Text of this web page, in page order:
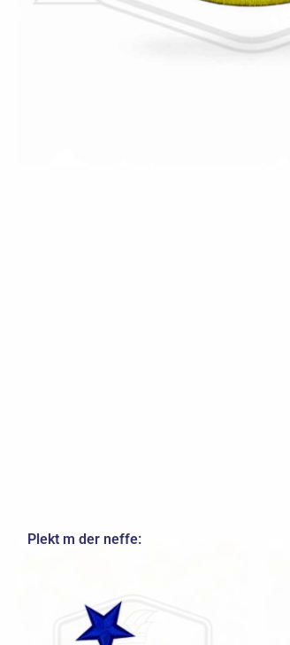
Plekt m der neffe: